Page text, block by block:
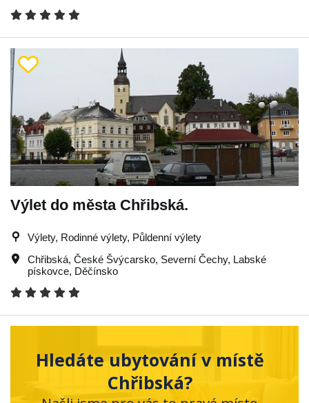
Výlet do města Chřibská.
Výlety, Rodinné výlety, Půldenní výlety
Chřibská, České Švýcarsko, Severní Čechy, Labské
pískovce, Děčínsko
Hledáte ubytování v místě
Chřibská?